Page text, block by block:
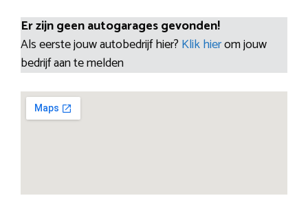
Er zijn geen autogarages gevonden!
Als eerste jouw autobedrijf hier? Klik hierom jouw
bedrijf aan te melden